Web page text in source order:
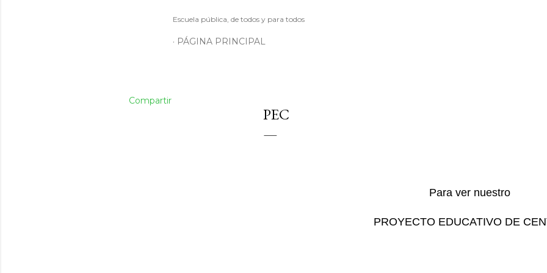
Escuela pública, de todos y para todos
PÁGINA PRINCIPAL
Compartir
PEC
Para ver nuestro
PROYECTO EDUCATIVO DE